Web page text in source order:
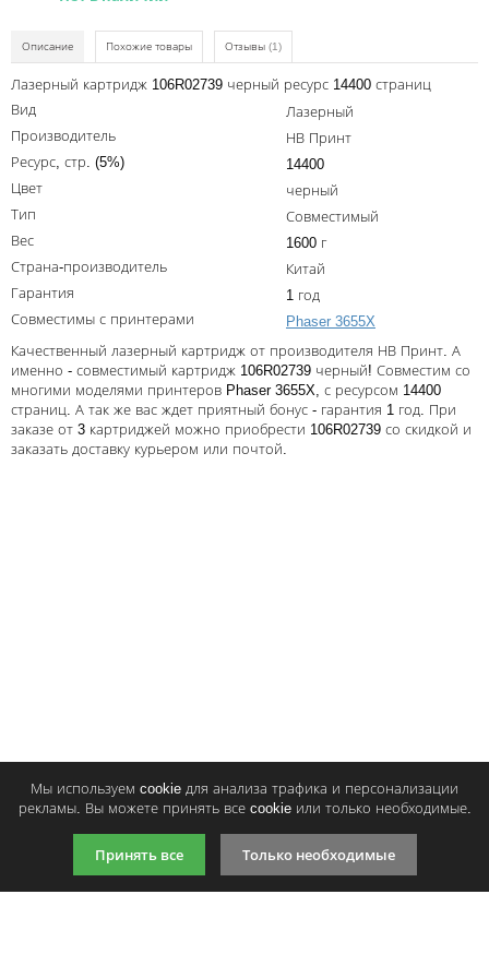
Konica Minolta
Kyocera
OKI
Samsung
Sharp
Toshiba
Xerox
Для франкировальной машины
Описание Похожие товары Отзывы (1)
Лазерный картридж 106R02739 черный ресурс 14400 страниц
Вид
Лазерный
Производитель
НВ Принт
Ресурс, стр. (5%)
14400
Цвет
черный
Тип
Совместимый
Вес
1600 г
Страна-производитель
Китай
Гарантия
1 год
Совместимы с принтерами
Phaser 3655X
Качественный лазерный картридж от производителя НВ Принт. А
именно - совместимый картридж 106R02739 черный! Совместим со
многими моделями принтеров Phaser 3655X, с ресурсом 14400
страниц. А так же вас ждет приятный бонус - гарантия 1 год. При
заказе от 3 картриджей можно приобрести 106R02739 со скидкой и
заказать доставку курьером или почтой.
Плохо Хорошо
Введите код, указанный на картинке:
Продолжить
Мы используем cookie для анализа трафика и персонализации
рекламы. Вы можете принять все cookie или только необходимые.
Принять все Только необходимые